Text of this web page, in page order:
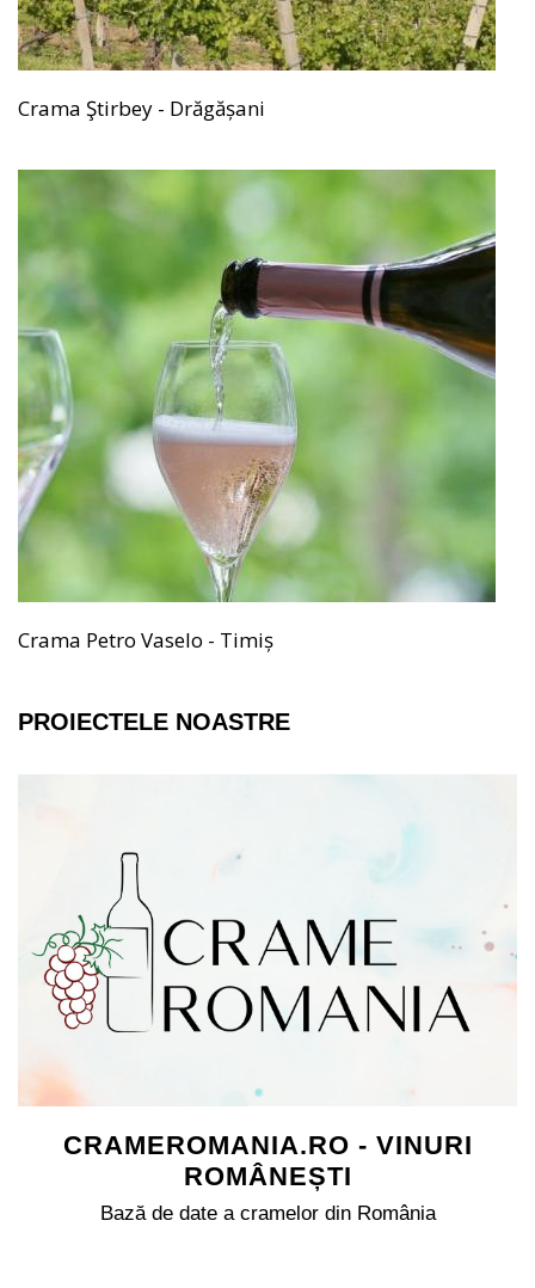
Crama Ştirbey - Drăgășani
Crama Petro Vaselo - Timiș
PROIECTELE NOASTRE
CRAMEROMANIA.RO - VINURI
ROMÂNEȘTI
Bază de date a cramelor din România